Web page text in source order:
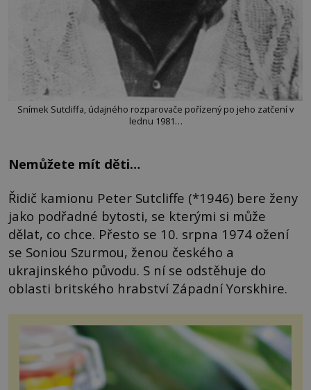
Snímek Sutcliffa, údajného rozparovače pořízený po jeho zatčení v
lednu 1981…
Nemůžete mít děti…
Řidič kamionu Peter Sutcliffe (*1946) bere ženy
jako podřadné bytosti, se kterými si může
dělat, co chce. Přesto se 10. srpna 1974 ožení
se Soniou Szurmou, ženou českého a
ukrajinského původu. S ní se odstěhuje do
oblasti britského hrabství Západní Yorskhire.